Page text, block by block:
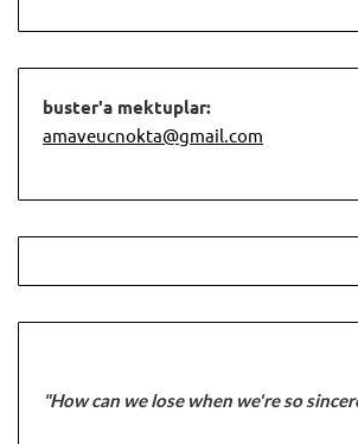
buster'a mektuplar:
amaveucnokta@gmail.com
"How can we lose when we're so